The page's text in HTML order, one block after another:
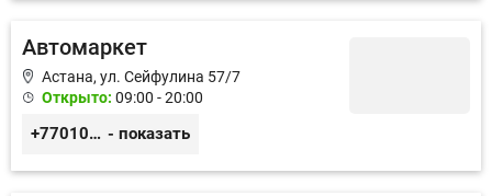
Автомаркет
Астана, ул. Сейфулина 57/7
Открыто: 09:00 - 20:00
+77010626565 - показать